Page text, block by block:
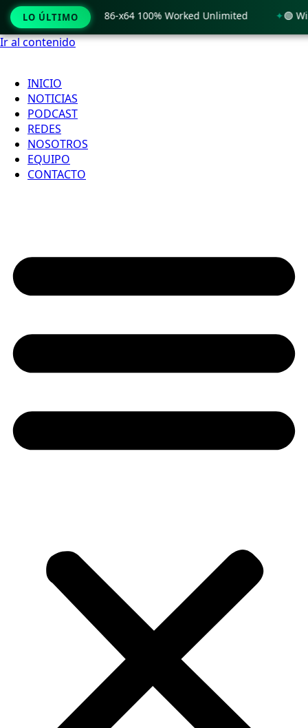
Ir al contenido
INICIO
NOTICIAS
PODCAST
REDES
NOSOTROS
EQUIPO
CONTACTO
LO ÚLTIMO
11 x86-x64 100% Worked Unlimited 🟢 WinRAR